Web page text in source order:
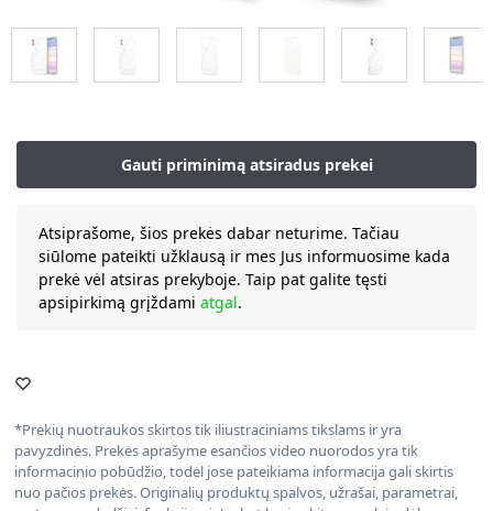
Atsiprašome, šios prekės dabar neturime. Tačiau
siūlome pateikti užklausą ir mes Jus informuosime kada
prekė vėl atsiras prekyboje. Taip pat galite tęsti
apsipirkimą grįždami atgal.
*Prekių nuotraukos skirtos tik iliustraciniams tikslams ir yra
pavyzdinės. Prekės aprašyme esančios video nuorodos yra tik
informacinio pobūdžio, todėl jose pateikiama informacija gali skirtis
nuo pačios prekės. Originalių produktų spalvos, užrašai, parametrai,